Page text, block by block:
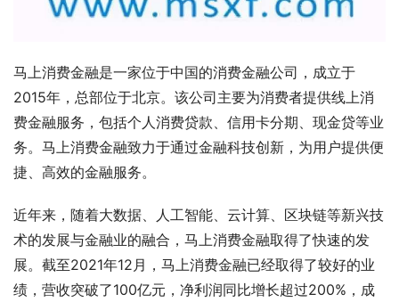
马上消费金融是一家位于中国的消费金融公司，成立于
2015年，总部位于北京。该公司主要为消费者提供线上消
费金融服务，包括个人消费贷款、信用卡分期、现金贷等业
务。马上消费金融致力于通过金融科技创新，为用户提供便
捷、高效的金融服务。
近年来，随着大数据、人工智能、云计算、区块链等新兴技
术的发展与金融业的融合，马上消费金融取得了快速的发
展。截至2021年12月，马上消费金融已经取得了较好的业
绩，营收突破了100亿元，净利润同比增长超过200%，成